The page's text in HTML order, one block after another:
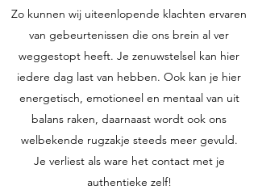
Zo kunnen wij uiteenlopende klachten ervaren
van gebeurtenissen die ons brein al ver
weggestopt heeft. Je zenuwstelsel kan hier
iedere dag last van hebben. Ook kan je hier
energetisch, emotioneel en mentaal van uit
balans raken, daarnaast wordt ook ons
welbekende rugzakje steeds meer gevuld.
Je verliest als ware het contact met je
authentieke zelf!